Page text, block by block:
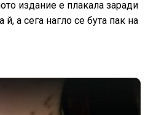
издание е плакала заради
а сега нагло се бута пак на